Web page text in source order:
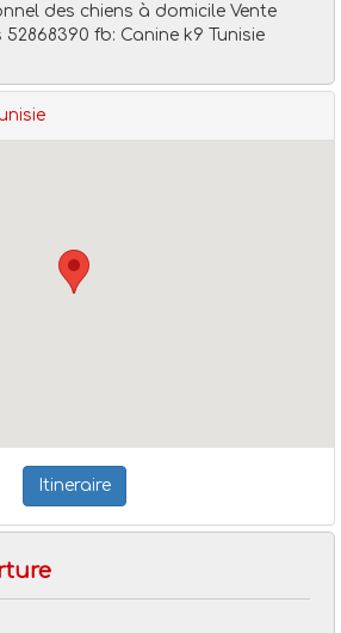
des chiens à domicile Vente
fb: Canine k9 Tunisie
Itineraire